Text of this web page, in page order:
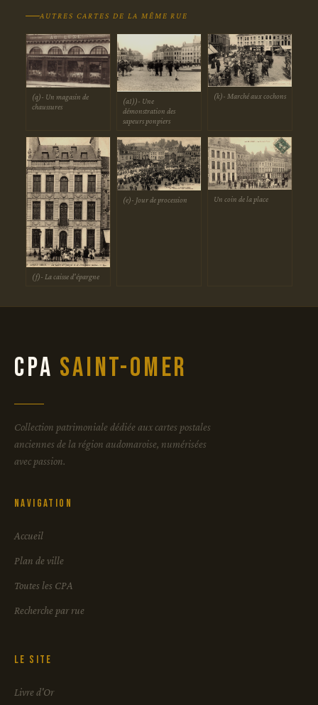
AUTRES CARTES DE LA MÊME RUE
(q)- Un magasin de
chaussures
(a1))- Une
démonstration des
sapeurs ponpiers
(k)- Marché aux cochons
(f)- La caisse d'épargne
(e)- Jour de procession Un coin de la place
CPA Saint-Omer
Collection patrimoniale dédiée aux cartes postales
anciennes de la région audomaroise, numérisées
avec passion.
Navigation
Accueil
Plan de ville
Toutes les CPA
Recherche par rue
Le site
Livre d'Or